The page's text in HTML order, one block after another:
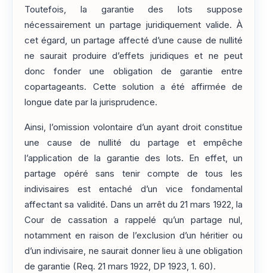
Toutefois, la garantie des lots suppose
nécessairement un partage juridiquement valide. À
cet égard, un partage affecté d’une cause de nullité
ne saurait produire d’effets juridiques et ne peut
donc fonder une obligation de garantie entre
copartageants. Cette solution a été affirmée de
longue date par la jurisprudence.
Ainsi, l’omission volontaire d’un ayant droit constitue
une cause de nullité du partage et empêche
l’application de la garantie des lots. En effet, un
partage opéré sans tenir compte de tous les
indivisaires est entaché d’un vice fondamental
affectant sa validité. Dans un arrêt du 21 mars 1922, la
Cour de cassation a rappelé qu’un partage nul,
notamment en raison de l’exclusion d’un héritier ou
d’un indivisaire, ne saurait donner lieu à une obligation
de garantie (Req. 21 mars 1922, DP 1923, 1. 60).